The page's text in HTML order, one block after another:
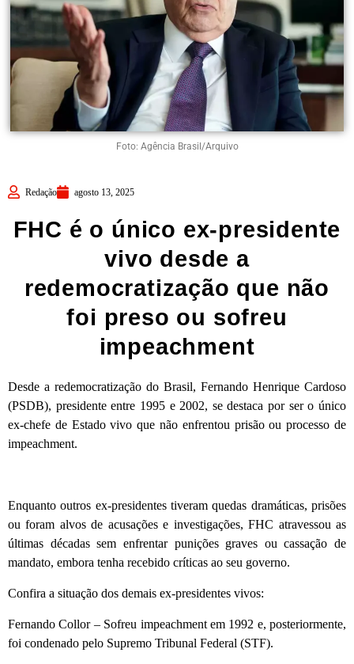
Foto: Agência Brasil/Arquivo
Redação agosto 13, 2025
FHC é o único ex-presidente
vivo desde a
redemocratização que não
foi preso ou sofreu
impeachment
Desde a redemocratização do Brasil, Fernando Henrique Cardoso
(PSDB), presidente entre 1995 e 2002, se destaca por ser o único
ex-chefe de Estado vivo que não enfrentou prisão ou processo de
impeachment.
Enquanto outros ex-presidentes tiveram quedas dramáticas, prisões
ou foram alvos de acusações e investigações, FHC atravessou as
últimas décadas sem enfrentar punições graves ou cassação de
mandato, embora tenha recebido críticas ao seu governo.
Confira a situação dos demais ex-presidentes vivos:
Fernando Collor – Sofreu impeachment em 1992 e, posteriormente,
foi condenado pelo Supremo Tribunal Federal (STF).